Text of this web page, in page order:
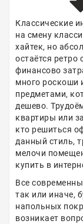
Классические
на смену
хайтек, но
остаётся
финансово
много роскоши
предметами,
дешево.
квартиры или
кто решиться
данный стиль,
мелочи
купить в
Все
так или иначе,
напольных
возникает